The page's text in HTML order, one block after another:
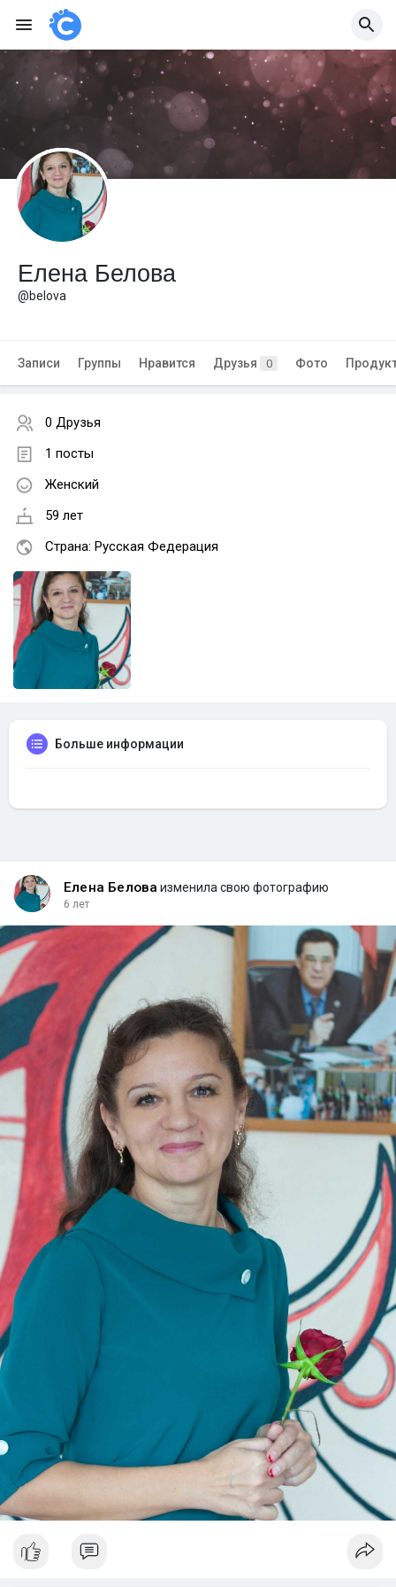
Елена Белова
@belova
Записи Группы Нравится Друзья 0 Фото
0 Друзья
1 посты
Женский
59 лет
Страна: Русская Федерация
Больше информации
Елена Белова изменила свою фотографию
6 лет